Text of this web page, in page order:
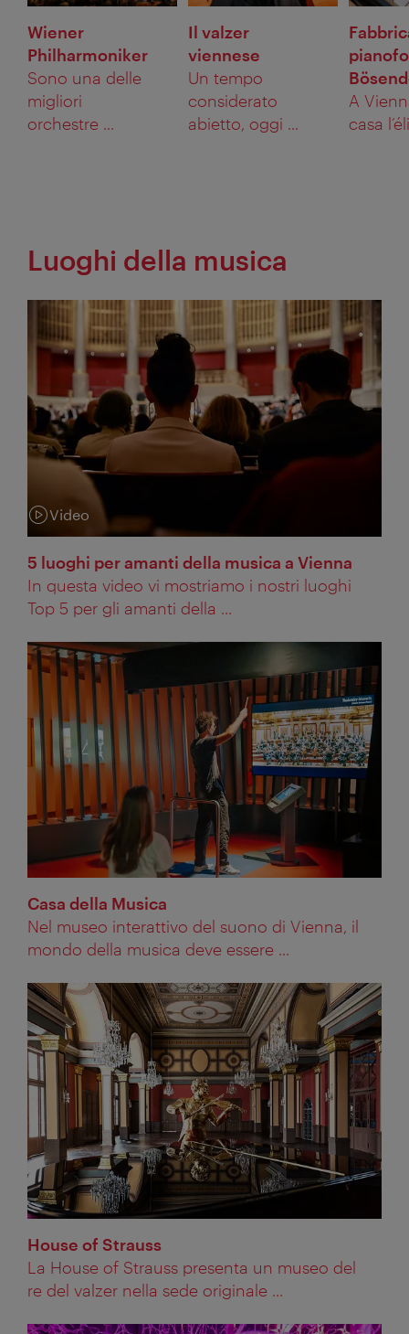
Wiener
Philharmoniker
Sono una delle
migliori
orchestre ...
Il valzer
viennese
Un tempo
considerato
abietto, oggi ...
A
casa
Luoghi della musica
Categoria:
Video
5 luoghi per amanti della musica a Vienna
In questa video vi mostriamo i nostri luoghi
Top 5 per gli amanti della ...
Casa della Musica
Nel museo interattivo del suono di Vienna, il
mondo della musica deve essere ...
House of Strauss
La House of Strauss presenta un museo del
re del valzer nella sede originale ...